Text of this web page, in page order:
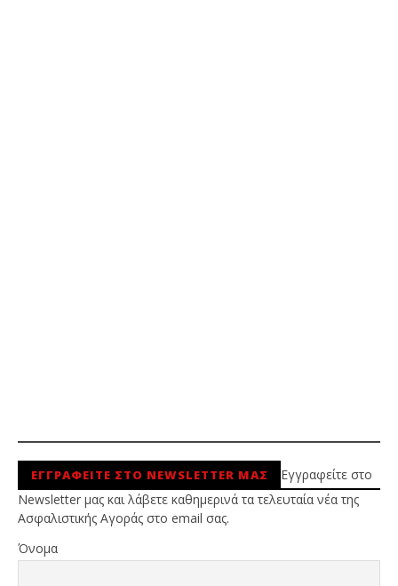
ΕΓΓΡΑΦΕΙΤΕ ΣΤΟ NEWSLETTER ΜΑΣ
Εγγραφείτε στο
Newsletter μας και λάβετε καθημερινά τα τελευταία νέα της
Ασφαλιστικής Αγοράς στο email σας.
Όνομα